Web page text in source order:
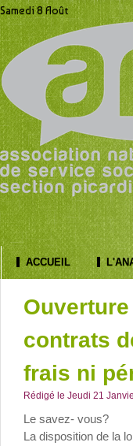
Samedi 8 Août
ACCUEIL
contrats
frais ni
Rédigé le Jeudi 21
Le savez- vous?
La disposition de la